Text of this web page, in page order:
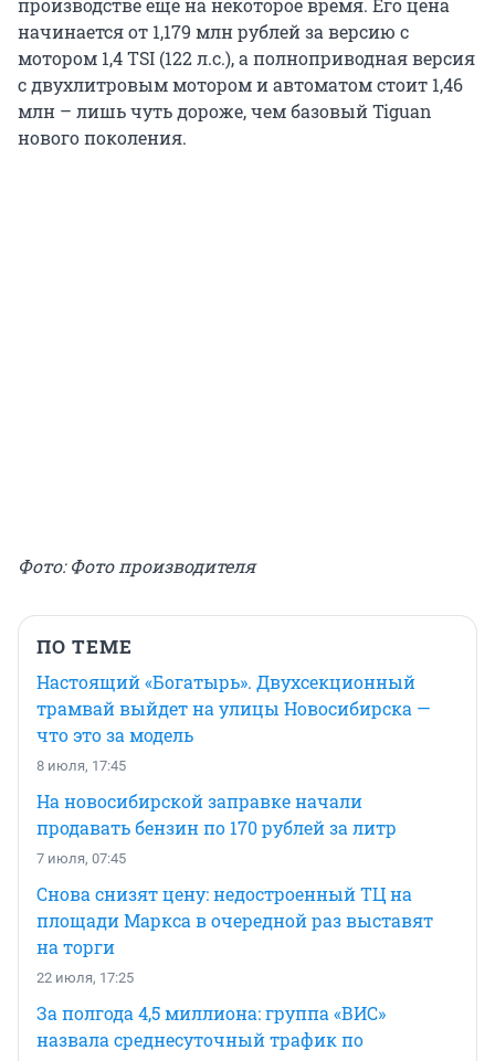
начинается от 1,179 млн рублей за версию с
мотором 1,4 TSI (122 л.с.), а полноприводная версия
с двухлитровым мотором и автоматом стоит 1,46
млн – лишь чуть дороже, чем базовый Tiguan
нового поколения.
Фото: Фото производителя
ПО ТЕМЕ
Настоящий «Богатырь». Двухсекционный
трамвай выйдет на улицы Новосибирска —
что это за модель
8 июля, 17:45
На новосибирской заправке начали
продавать бензин по 170 рублей за литр
7 июля, 07:45
Снова снизят цену: недостроенный ТЦ на
площади Маркса в очередной раз выставят
на торги
22 июля, 17:25
За полгода 4,5 миллиона: группа «ВИС»
назвала среднесуточный трафик по